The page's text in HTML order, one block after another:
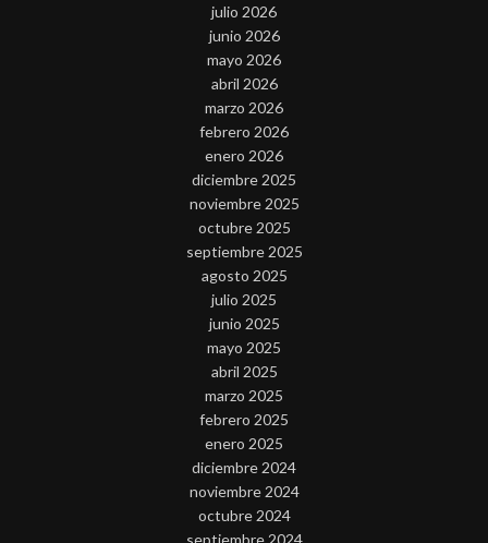
julio 2026
junio 2026
mayo 2026
abril 2026
marzo 2026
febrero 2026
enero 2026
diciembre 2025
noviembre 2025
octubre 2025
septiembre 2025
agosto 2025
julio 2025
junio 2025
mayo 2025
abril 2025
marzo 2025
febrero 2025
enero 2025
diciembre 2024
noviembre 2024
octubre 2024
septiembre 2024